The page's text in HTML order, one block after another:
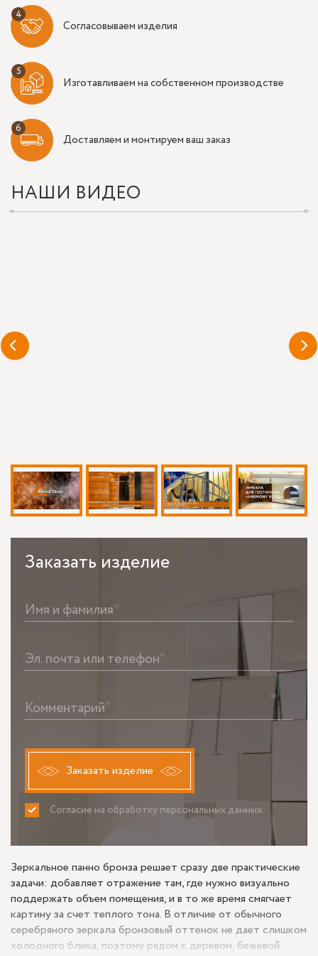
Согласовываем изделия
Изготавливаем на собственном производстве
Доставляем и монтируем ваш заказ
НАШИ ВИДЕО
Заказать изделие
Имя и фамилия*
Эл. почта или телефон*
Комментарий*
Заказать изделие
Согласие на обработку персональных данных
ПРИНИМАЮ НЕ ПРИНИМАЮ
Зеркальное панно бронза решает сразу две практические
задачи: добавляет отражение там, где нужно визуально
поддержать объем помещения, и в то же время смягчает
картину за счет теплого тона. В отличие от обычного
серебряного зеркала бронзовый оттенок не дает слишком
холодного блика, поэтому рядом с деревом, бежевой